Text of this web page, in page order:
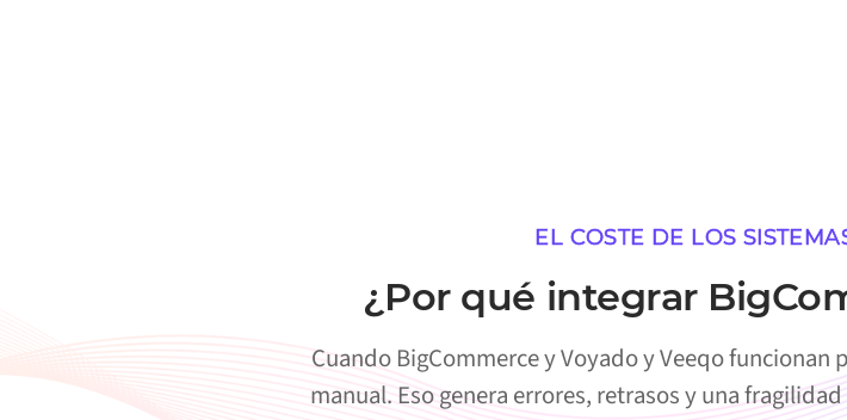
EL COSTE DE LOS
¿Por qué integrar
Cuando BigCommerce y Voyado y Veeqo
manual. Eso genera errores, retrasos y una